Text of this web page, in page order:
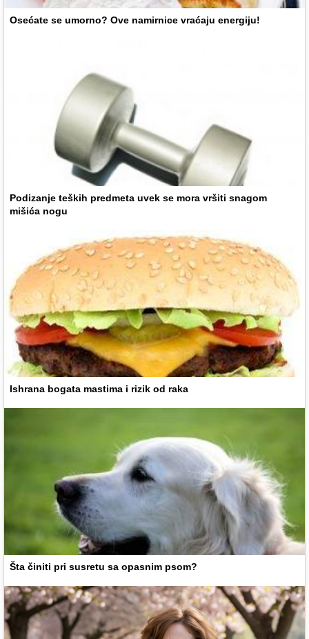
Osećate se umorno? Ove namirnice vraćaju energiju!
Podizanje teških predmeta uvek se mora vršiti snagom
mišića nogu
Ishrana bogata mastima i rizik od raka
Šta činiti pri susretu sa opasnim psom?